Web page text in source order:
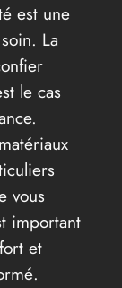
est une
La
le cas
vous
important
et